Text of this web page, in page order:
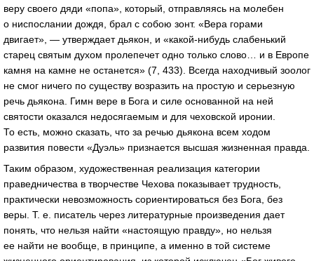
веру своего дяди «попа», который, отправляясь на молебен
о ниспослании дождя, брал с собою зонт. «Вера горами
двигает», — утверждает дьякон, и «какой-нибудь слабенький
старец святым духом пролепечет одно только слово… и в Европе
камня на камне не останется» (7, 433). Всегда находчивый зоолог
не смог ничего по существу возразить на простую и серьезную
речь дьякона. Гимн вере в Бога и силе основанной на ней
святости оказался недосягаемым и для чеховской иронии.
То есть, можно сказать, что за речью дьякона всем ходом
развития повести «Дуэль» признается высшая жизненная правда.
Таким образом, художественная реализация категории
праведничества в творчестве Чехова показывает трудность,
практически невозможность сориентироваться без Бога, без
веры. Т. е. писатель через литературные произведения дает
понять, что нельзя найти «настоящую правду», но нельзя
ее найти не вообще, в принципе, а именно в той системе